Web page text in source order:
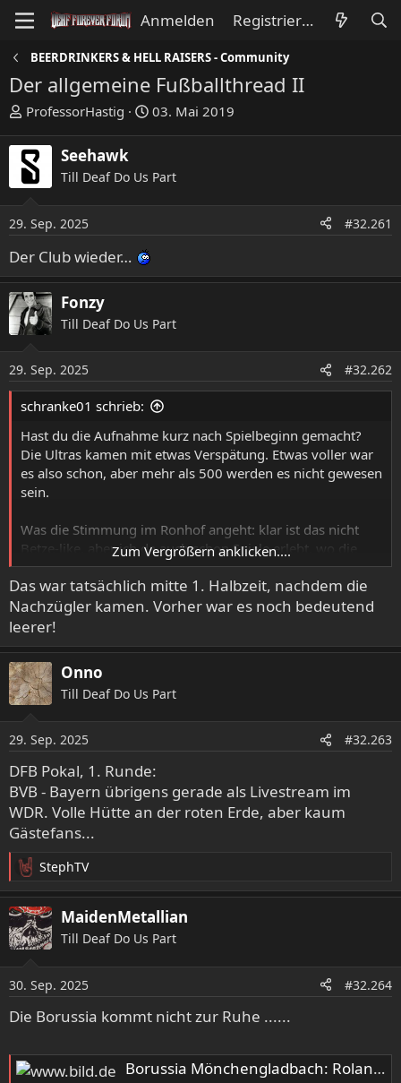
Anmelden Registrieren
BEERDRINKERS & HELL RAISERS - Community
Der allgemeine Fußballthread II
E
s
t
e
l
r
ProfessorHastig
E
e
l
m
03. Mai 2019
Seehawk
Till Deaf Do Us Part
29. Sep. 2025 #32.261
Der Club wieder…
Fonzy
Till Deaf Do Us Part
29. Sep. 2025 #32.262
schranke01 schrieb:
Hast du die Aufnahme kurz nach Spielbeginn gemacht?
Die Ultras kamen mit etwas Verspätung. Etwas voller war
es also schon, aber mehr als 500 werden es nicht gewesen
sein.
Was die Stimmung im Ronhof angeht: klar ist das nicht
Betze-like, aber ich da auch schon Spiele erlebt, wo die
Bude gut gebrannt hat. Und hässlich ist der Ronhof nicht,
höchstens hübschhässlich!
Zum Vergrößern anklicken....
Das war tatsächlich mitte 1. Halbzeit, nachdem die
Nachzügler kamen. Vorher war es noch bedeutend
leerer!
Onno
Till Deaf Do Us Part
29. Sep. 2025 #32.263
DFB Pokal, 1. Runde:
BVB - Bayern übrigens gerade als Livestream im
WDR. Volle Hütte an der roten Erde, aber kaum
Gästefans...
R
e
a
k
t
n
e
n
StephTV
MaidenMetallian
Till Deaf Do Us Part
30. Sep. 2025 #32.264
Die Borussia kommt nicht zur Ruhe ......
Borussia Mönchengladbach: Roland Virkus sofort weg!